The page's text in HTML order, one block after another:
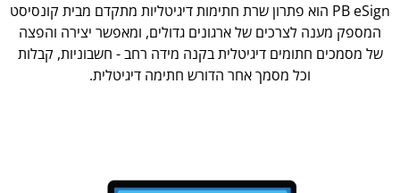
PB eSign הוא פתרון שרת חתימות דיגיטליות מתקדם מבית קונסיסט
המספק מענה לצרכים של ארגונים גדולים, ומאפשר יצירה והפצה
של מסמכים חתומים דיגיטלית בקנה מידה רחב - חשבוניות, קבלות
וכל מסמך אחר הדורש חתימה דיגיטלית.